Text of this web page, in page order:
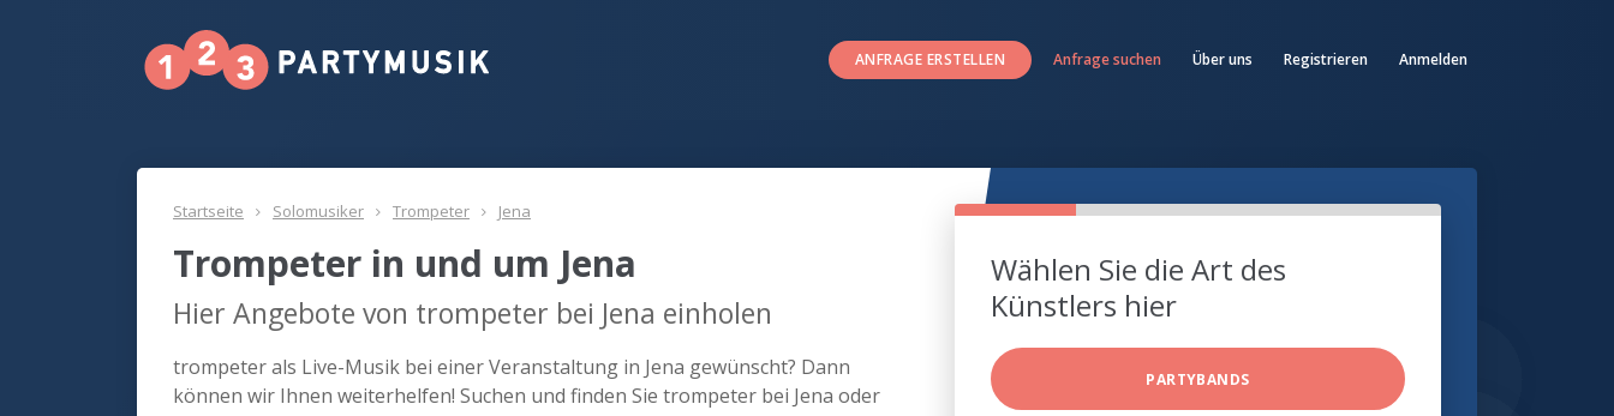
ANFRAGE ERSTELLEN Anfrage suchen Über uns Registrieren Anmelden
Startseite Solomusiker Trompeter Jena
Trompeter in und um Jena
Hier Angebote von trompeter bei Jena einholen
trompeter als Live-Musik bei einer Veranstaltung in Jena gewünscht? Dann
können wir Ihnen weiterhelfen! Suchen und finden Sie trompeter bei Jena oder
Wählen Sie die Art des
Künstlers hier
PARTYBANDS